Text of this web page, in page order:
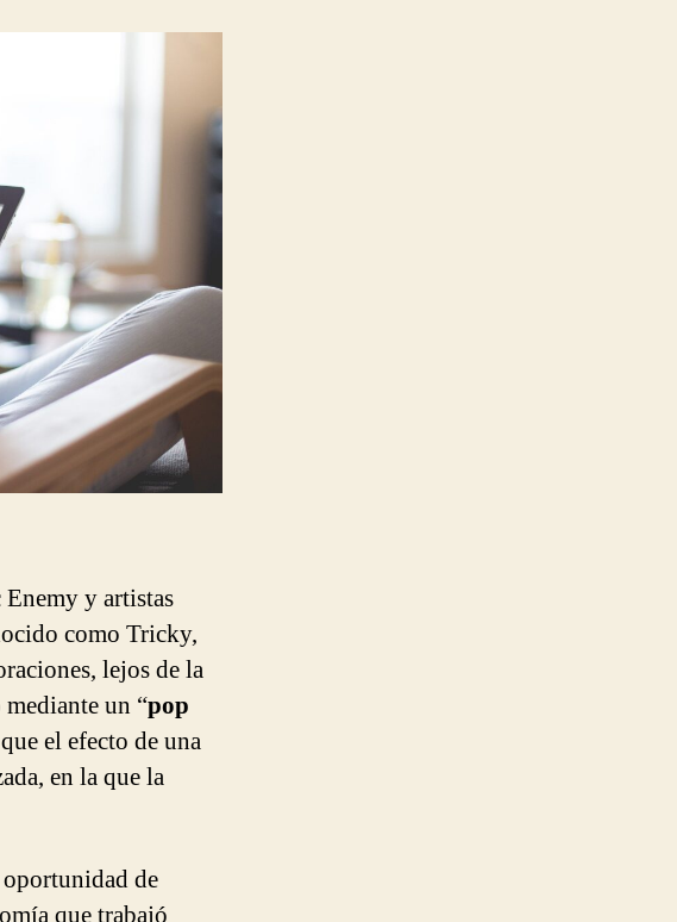
y artistas
como Tricky,
lejos de la
un “pop
el efecto de una
en la que la
de